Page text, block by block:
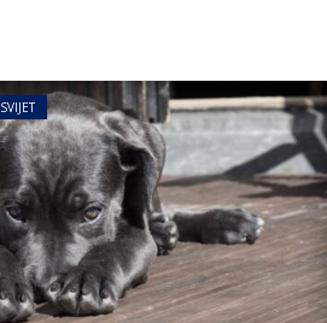
SVIJET
BIZNIS